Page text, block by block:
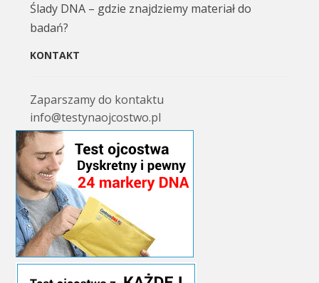
Ślady DNA – gdzie znajdziemy materiał do
badań?
KONTAKT
Zaparszamy do kontaktu
info@testynaojcostwo.pl